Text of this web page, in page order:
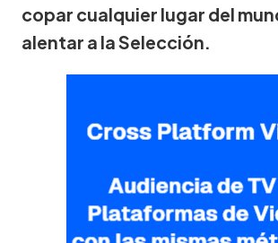
copar cualquier lugar del
alentar a la Selección.